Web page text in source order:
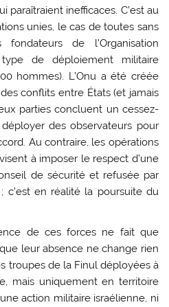
inefficaces. C’est au
unies, le cas de toutes sans
de l’Organisation
de déploiement militaire
hommes). L’Onu a été créée
conflits entre États (et jamais
parties concluent un cessez-
des observateurs pour
Au contraire, les opérations
à imposer le respect d’une
de sécurité et refusée par
c’est en réalité la poursuite du
de ces forces ne fait que
leur absence ne change rien
troupes de la Finul déployées à
mais uniquement en territoire
action militaire israélienne, ni